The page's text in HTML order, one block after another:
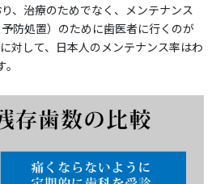
、治療のためでなく、メンテナンス
予防処置）のために歯医者に行くのが
対して、日本人のメンテナンス率はわ